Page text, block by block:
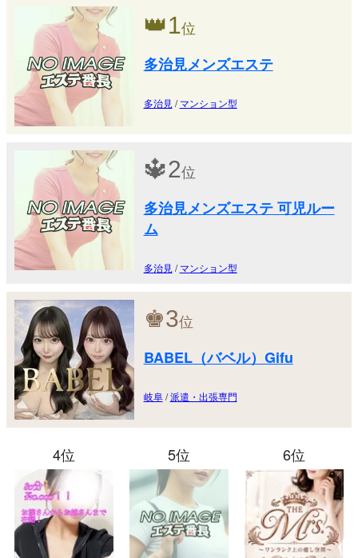
👑1位
多治見メンズエステ
多治見 /マンション型
🔱2位
多治見メンズエステ 可児ルー
ム
多治見 /マンション型
♚3位
BABEL（バベル）Gifu
岐阜/派遣・出張専門
4位 5位 6位